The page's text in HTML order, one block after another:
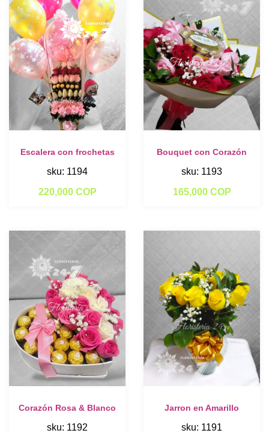
Escalera con frochetas
sku: 1194
220,000 COP
Bouquet con Corazón
sku: 1193
165,000 COP
Corazón Rosa & Blanco
sku: 1192
Jarron en Amarillo
sku: 1191